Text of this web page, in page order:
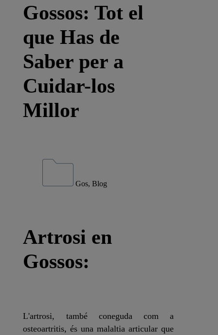
Gossos: Tot el
que Has de
Saber per a
Cuidar-los
Millor
Gos, Blog
Artrosi en
Gossos:
L'artrosi, també coneguda com a
osteoartritis, és una malaltia articular que